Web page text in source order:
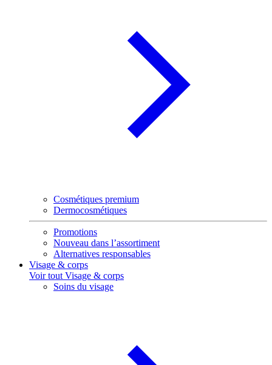
Cosmétiques premium
Dermocosmétiques
Promotions
Nouveau dans l’assortiment
Alternatives responsables
Visage & corps
Voir tout Visage & corps
Soins du visage